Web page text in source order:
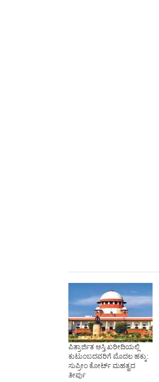
ಪಿತ್ರಾರ್ಜಿತ ಆಸ್ತಿ ಖರೀದಿಯಲ್ಲಿ
ಕುಟುಂಬದವರಿಗೆ ಮೊದಲ ಹಕ್ಕು:
ಸುಪ್ರೀಂ ಕೋರ್ಟ್ ಮಹತ್ವದ
ತೀರ್ಪು